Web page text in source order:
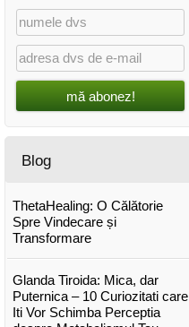
mă abonez!
Blog
ThetaHealing: O Călătorie
Spre Vindecare și
Transformare
Glanda Tiroida: Mica, dar
Puternica – 10 Curiozitati care
Iti Vor Schimba Perceptia